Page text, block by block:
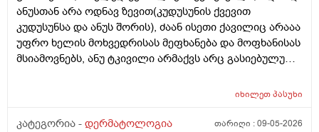
ანუსთან არა ოდნავ ზევით(კუდუსუნის ქვევით
კუდუსუნსა და ანუს შორის), ძაან ისეთი ქავილიც არააა
უფრო ხელის მოხვედრისას მეფხანება და მოფხანისას
მსიამოვნებს, ანუ ტკივილი არმაქვს არც გასიებულუ
ოპერაცია ანუ ბეწვის ჩაბრუნება(ლაზერით) მაგის მერე
წყლით) ანუ არამგონია რომ გამიმეორდეს. ჭიები
იხილეთპასუხი
კატეგორია - დერმატოლოგია თარიღი :09-05-2026